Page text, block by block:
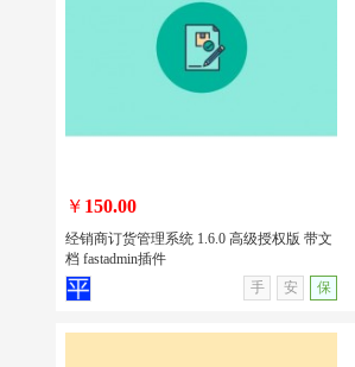
多功能投票小程序 1.5.1 高级授权版 带
文档 fastadmin插件
无演示
￥ 150.00
经销商订货管理系统 1.6.0 高级授权版 带文
档 fastadmin插件
手
安 保